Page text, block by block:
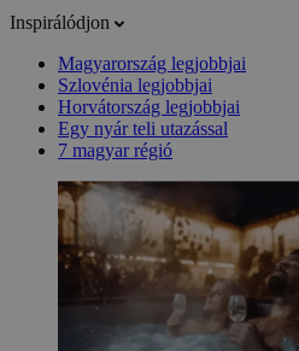
Inspirálódjon
Magyarország legjobbjai
Szlovénia legjobbjai
Horvátország legjobbjai
Egy nyár teli utazással
7 magyar régió